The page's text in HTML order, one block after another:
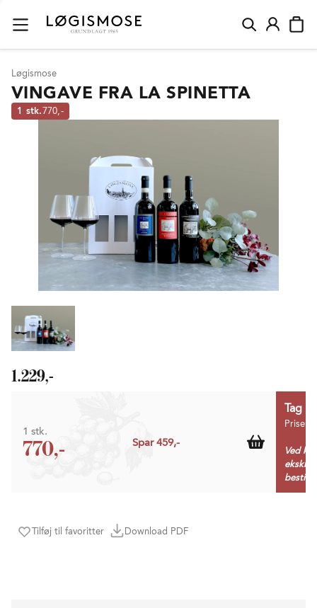
Tilføj til favoritter Download PDF
Løgismose
VINGAVE FRA LA SPINETTA
1 stk.770,-
1.229,-
1 stk.
770,- Spar 459,-
Tag 1
Prisen
Ved
ekskl.
bestille.